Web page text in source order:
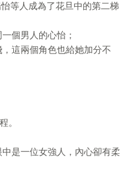
等人成為了花旦中的第二梯
個男人的心怡；
這兩個角色也給她加分不
。
是一位女強人，內心卻有柔